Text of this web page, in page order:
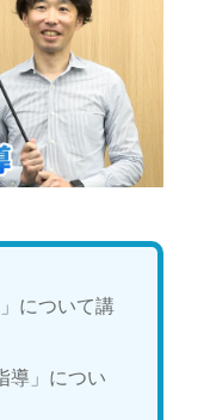
について講
導」につい